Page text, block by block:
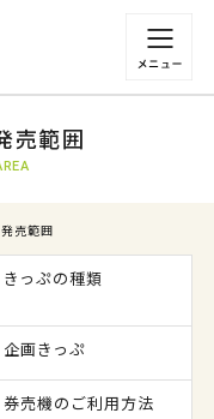
等についてはこちら
売範囲
売範囲
きっぷの種類
企画きっぷ
券売機のご利用方法